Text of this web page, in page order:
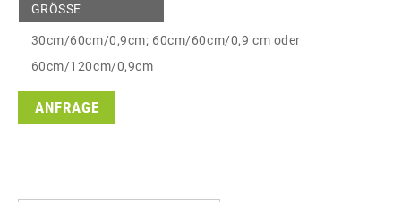
GRÖSSE
30cm/60cm/0,9cm; 60cm/60cm/0,9 cm oder
60cm/120cm/0,9cm
ANFRAGE